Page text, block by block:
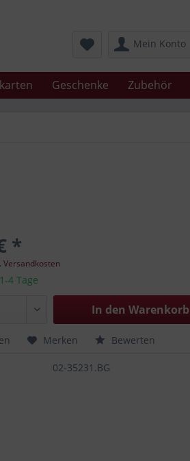
Mein Konto
Geschenke Zubehör
*
Versandkosten
4 Tage
In den Warenkorb
Merken Bewerten
02-35231.BG